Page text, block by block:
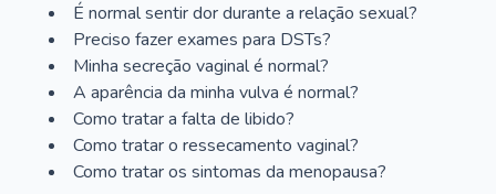
É normal sentir dor durante a relação sexual?
Preciso fazer exames para DSTs?
Minha secreção vaginal é normal?
A aparência da minha vulva é normal?
Como tratar a falta de libido?
Como tratar o ressecamento vaginal?
Como tratar os sintomas da menopausa?